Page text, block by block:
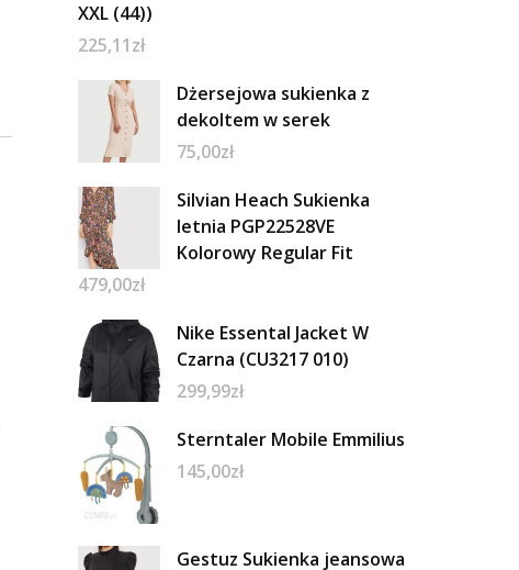
XXL (44))
225,11zł
Dżersejowa sukienka z
dekoltem w serek
75,00zł
Silvian Heach Sukienka
letnia PGP22528VE
Kolorowy Regular Fit
479,00zł
Nike Essental Jacket W
Czarna (CU3217 010)
299,99zł
Sterntaler Mobile Emmilius
145,00zł
Gestuz Sukienka jeansowa